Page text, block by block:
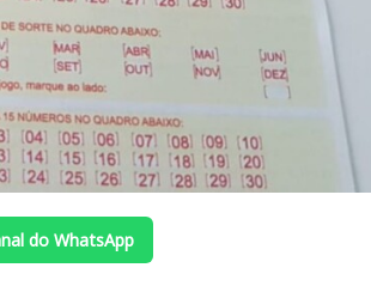
do WhatsApp